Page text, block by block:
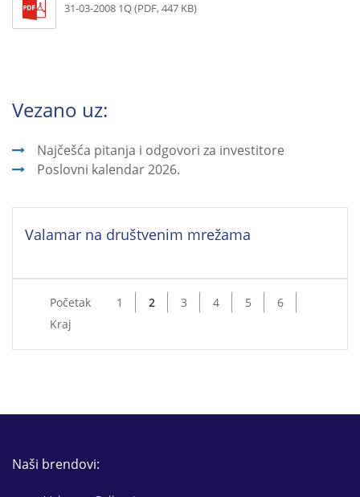
31-03-2008 1Q (PDF, 447 KB)
Vezano uz:
Najčešća pitanja i odgovori za investitore
Poslovni kalendar 2026.
Valamar na društvenim mrežama
Početak 1 2 3 4 5
6
Kraj
Naši brendovi: